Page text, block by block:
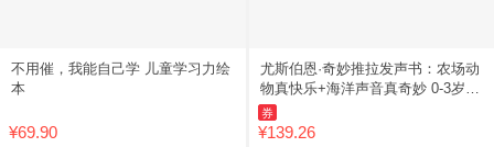
不用催，我能自己学 儿童学习力绘
本
¥69.90
尤斯伯恩·奇妙推拉发声书：农场动
物真快乐+海洋声音真奇妙 0-3岁宝
宝互动发声书启蒙认知早教亲子共
读书籍 接力出版社
券
¥139.26